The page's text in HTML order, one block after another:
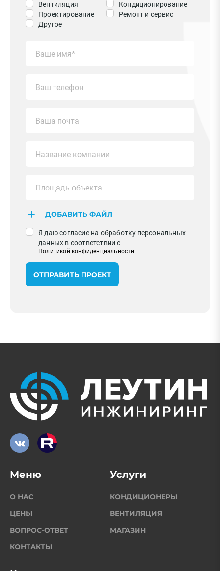
Вентиляция
Кондиционирование
Проектирование
Ремонт и сервис
Другое
ДОБАВИТЬ ФАЙЛ
Я даю согласие на обработку персональных
данных в соответствии с
Политикой конфиденциальности
ОТПРАВИТЬ ПРОЕКТ
Меню
О НАС
ЦЕНЫ
ВОПРОС-ОТВЕТ
КОНТАКТЫ
Услуги
КОНДИЦИОНЕРЫ
ВЕНТИЛЯЦИЯ
МАГАЗИН